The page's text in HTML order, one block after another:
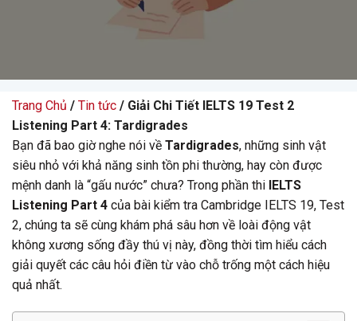
Trang Chủ / Tin tức / Giải Chi Tiết IELTS 19 Test 2
Listening Part 4: Tardigrades
Bạn đã bao giờ nghe nói về Tardigrades, những sinh vật
siêu nhỏ với khả năng sinh tồn phi thường, hay còn được
mệnh danh là “gấu nước” chưa? Trong phần thi IELTS
Listening Part 4 của bài kiểm tra Cambridge IELTS 19, Test
2, chúng ta sẽ cùng khám phá sâu hơn về loài động vật
không xương sống đầy thú vị này, đồng thời tìm hiểu cách
giải quyết các câu hỏi điền từ vào chỗ trống một cách hiệu
quả nhất.